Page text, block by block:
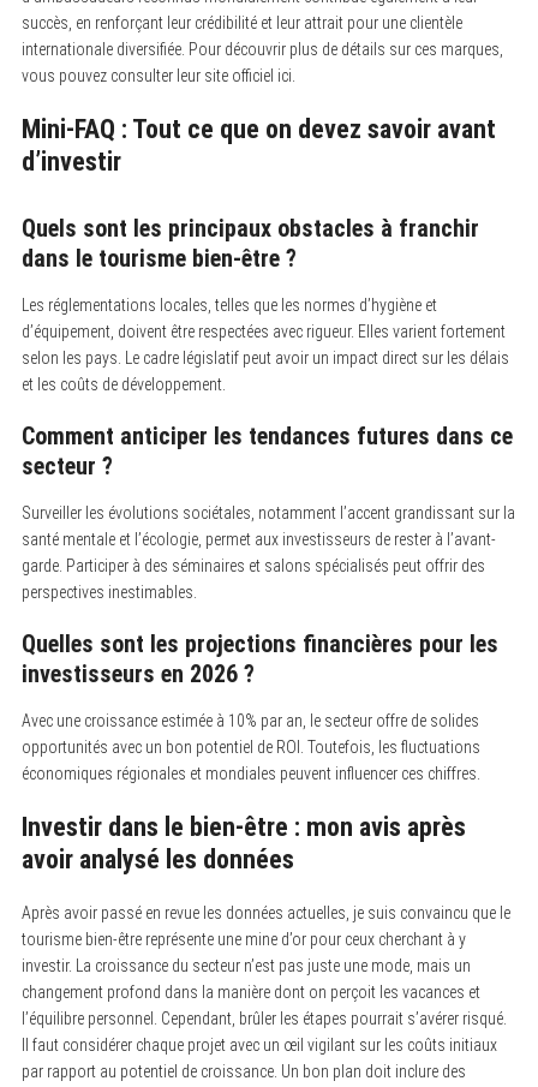
succès, en renforçant leur crédibilité et leur attrait pour une clientèle
internationale diversifiée. Pour découvrir plus de détails sur ces marques,
vous pouvez consulter leur site officiel ici.
Mini-FAQ : Tout ce que on devez savoir avant
d’investir
Quels sont les principaux obstacles à franchir
dans le tourisme bien-être ?
Les réglementations locales, telles que les normes d’hygiène et
d’équipement, doivent être respectées avec rigueur. Elles varient fortement
selon les pays. Le cadre législatif peut avoir un impact direct sur les délais
et les coûts de développement.
Comment anticiper les tendances futures dans ce
secteur ?
Surveiller les évolutions sociétales, notamment l’accent grandissant sur la
santé mentale et l’écologie, permet aux investisseurs de rester à l’avant-
garde. Participer à des séminaires et salons spécialisés peut offrir des
perspectives inestimables.
Quelles sont les projections financières pour les
investisseurs en 2026 ?
Avec une croissance estimée à 10% par an, le secteur offre de solides
opportunités avec un bon potentiel de ROI. Toutefois, les fluctuations
économiques régionales et mondiales peuvent influencer ces chiffres.
Investir dans le bien-être : mon avis après
avoir analysé les données
Après avoir passé en revue les données actuelles, je suis convaincu que le
tourisme bien-être représente une mine d’or pour ceux cherchant à y
investir. La croissance du secteur n’est pas juste une mode, mais un
changement profond dans la manière dont on perçoit les vacances et
l’équilibre personnel. Cependant, brûler les étapes pourrait s’avérer risqué.
Il faut considérer chaque projet avec un œil vigilant sur les coûts initiaux
par rapport au potentiel de croissance. Un bon plan doit inclure des